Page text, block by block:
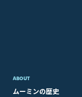
ABOUT​
ムーミンの歴史